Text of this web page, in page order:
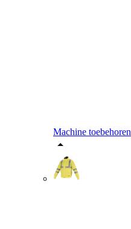
Machine toebehoren